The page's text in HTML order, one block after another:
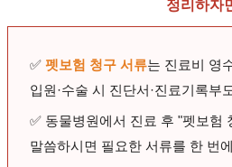
정리하자
✅ 펫보험 청구 서류는 진료비 영
입원·수술 시 진단서·진료기록부
✅ 동물병원에서 진료 후 "펫보험
말씀하시면 필요한 서류를 한 번